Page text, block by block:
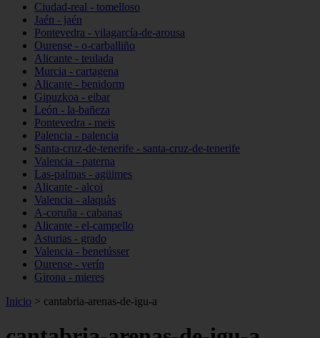
Ciudad-real - tomelloso
Jaén - jaén
Pontevedra - vilagarcía-de-arousa
Ourense - o-carballiño
Alicante - teulada
Murcia - cartagena
Alicante - benidorm
Gipuzkoa - eibar
León - la-bañeza
Pontevedra - meis
Palencia - palencia
Santa-cruz-de-tenerife - santa-cruz-de-tenerife
Valencia - paterna
Las-palmas - agüimes
Alicante - alcoi
Valencia - alaquàs
A-coruña - cabanas
Alicante - el-campello
Asturias - grado
Valencia - benetússer
Ourense - verín
Girona - mieres
Inicio > cantabria-arenas-de-igu-a